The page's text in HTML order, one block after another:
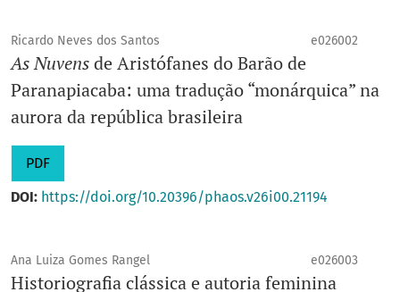
Ricardo Neves dos Santos e026002
As Nuvensde Aristófanes do Barão de
Paranapiacaba: uma tradução “monárquica” na
aurora da república brasileira
PDF
DOI: https://doi.org/10.20396/phaos.v26i00.21194
Ana Luiza Gomes Rangel e026003
Historiografia clássica e autoria feminina